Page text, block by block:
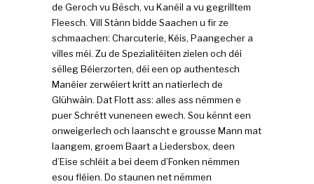
de Geroch vu Bësch, vu Kanéil a vu gegrilltem
Fleesch. Vill Stänn bidde Saachen u fir ze
schmaachen: Charcuterie, Kéis, Paangecher a
villes méi. Zu de Spezialitéiten zielen och déi
sëlleg Béierzorten, déi een op authentesch
Manéier zerwéiert kritt an natierlech de
Glühwäin. Dat Flott ass: alles ass nëmmen e
puer Schrëtt vuneneen ewech. Sou kënnt een
onweigerlech och laanscht e grousse Mann mat
laangem, groem Baart a Liedersbox, deen
d’Eise schléit a bei deem d’Fonken nëmmen
esou fléien. Do staunen net nëmmen